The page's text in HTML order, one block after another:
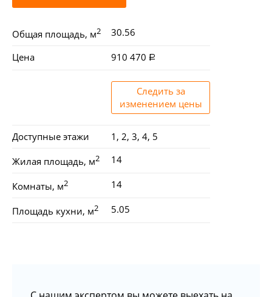
Общая площадь, м2 30.56
Цена 910 470
Следить за
изменением цены
Доступные этажи 1, 2, 3, 4, 5
Жилая площадь, м2 14
Комнаты, м2 14
Площадь кухни, м2 5.05